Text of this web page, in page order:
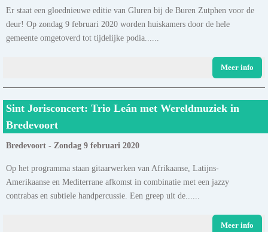
Er staat een gloednieuwe editie van Gluren bij de Buren Zutphen voor de
deur! Op zondag 9 februari 2020 worden huiskamers door de hele
gemeente omgetoverd tot tijdelijke podia......
Meer info
Sint Jorisconcert: Trio Leán met Wereldmuziek in
Bredevoort
Bredevoort - Zondag 9 februari 2020
Op het programma staan gitaarwerken van Afrikaanse, Latijns-
Amerikaanse en Mediterrane afkomst in combinatie met een jazzy
contrabas en subtiele handpercussie. Een greep uit de......
Meer info